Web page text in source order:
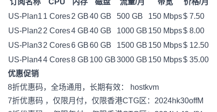
订阅名称
CPU 内存 磁盘 流量/月 带宽
价格/月
US-Plan1 1 Cores2 GB40 GB 500 GB 150 Mbps$ 7.50
US-Plan2 2 Cores4 GB40 GB 1000 GB 150 Mbps$ 8.00
US-Plan32 Cores6 GB60 GB 1500 GB 150 Mbps$ 12.50
US-Plan44 Cores8 GB 100 GB3000 GB 150 Mbps$ 35.00
优惠促销
8折优惠码，全场通用，长期有效： hostkvm
7折优惠码 ，仅限月付，仅限香港CTG区：2024hk30offM